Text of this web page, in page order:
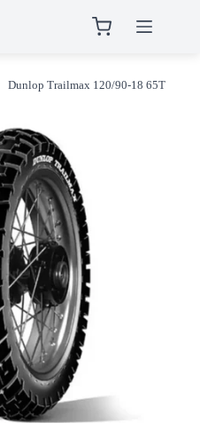
Dunlop Trailmax 120/90-18 65T